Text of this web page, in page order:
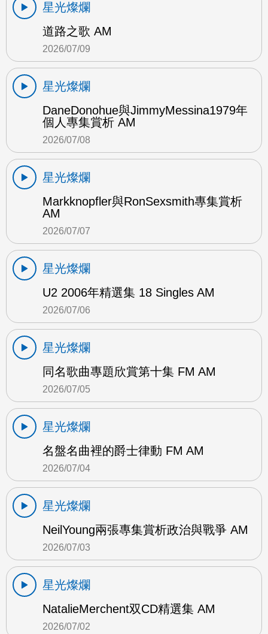
星光燦爛
道路之歌 AM
2026/07/09
星光燦爛
DaneDonohue與JimmyMessina1979年
個人專集賞析 AM
2026/07/08
星光燦爛
Markknopfler與RonSexsmith專集賞析
AM
2026/07/07
星光燦爛
U2 2006年精選集 18 Singles AM
2026/07/06
星光燦爛
同名歌曲專題欣賞第十集 FM AM
2026/07/05
星光燦爛
名盤名曲裡的爵士律動 FM AM
2026/07/04
星光燦爛
NeilYoung兩張專集賞析政治與戰爭 AM
2026/07/03
星光燦爛
NatalieMerchent双CD精選集 AM
2026/07/02